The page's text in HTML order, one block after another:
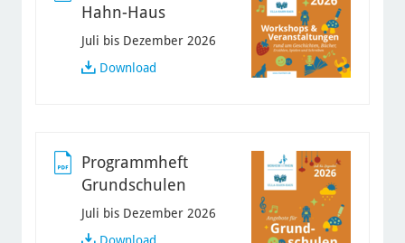
Hahn-Haus
Juli bis Dezember 2026
DownloadProgrammheft
Programmheft
Grundschulen
Juli bis Dezember 2026
DownloadProgrammheft